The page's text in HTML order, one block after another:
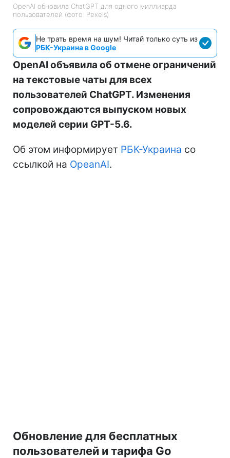
OpenAI обновила ChatGPT для одного миллиарда
пользователей (фото: Pexels)
Не трать время на шум! Читай только суть из
РБК-Украина в Google
OpenAI объявила об отмене ограничений
на текстовые чаты для всех
пользователей ChatGPT. Изменения
сопровождаются выпуском новых
моделей серии GPT-5.6.
Об этом информирует РБК-Украина со
ссылкой на OpeanAI.
Обновление для бесплатных
пользователей и тарифа Go